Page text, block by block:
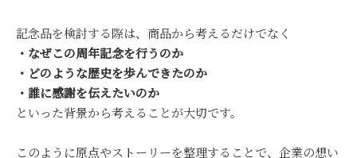
記念品を検討する際は、商品から考えるだけでなく
・なぜこの周年記念を行うのか
・どのような歴史を歩んできたのか
・誰に感謝を伝えたいのか
といった背景から考えることが大切です。
このように原点やストーリーを整理することで、企業の想い